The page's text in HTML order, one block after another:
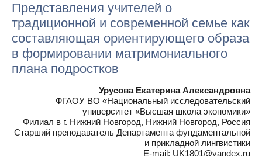
Представления учителей о
традиционной и современной семье как
составляющая ориентирующего образа
в формировании матримониального
плана подростков
Урусова Екатерина Александровна
ФГАОУ ВО «Национальный исследовательский
университет «Высшая школа экономики»
Филиал в г. Нижний Новгород, Нижний Новгород, Россия
Старший преподаватель Департамента фундаментальной
и прикладной лингвистики
E-mail: UK1801@yandex.ru